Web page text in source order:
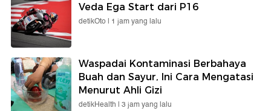
Veda Ega Start dari P16
detikOto | 1 jam yang lalu
Waspadai Kontaminasi Berbahaya
Buah dan Sayur, Ini Cara Mengatasi
Menurut Ahli Gizi
detikHealth | 3 jam yang lalu